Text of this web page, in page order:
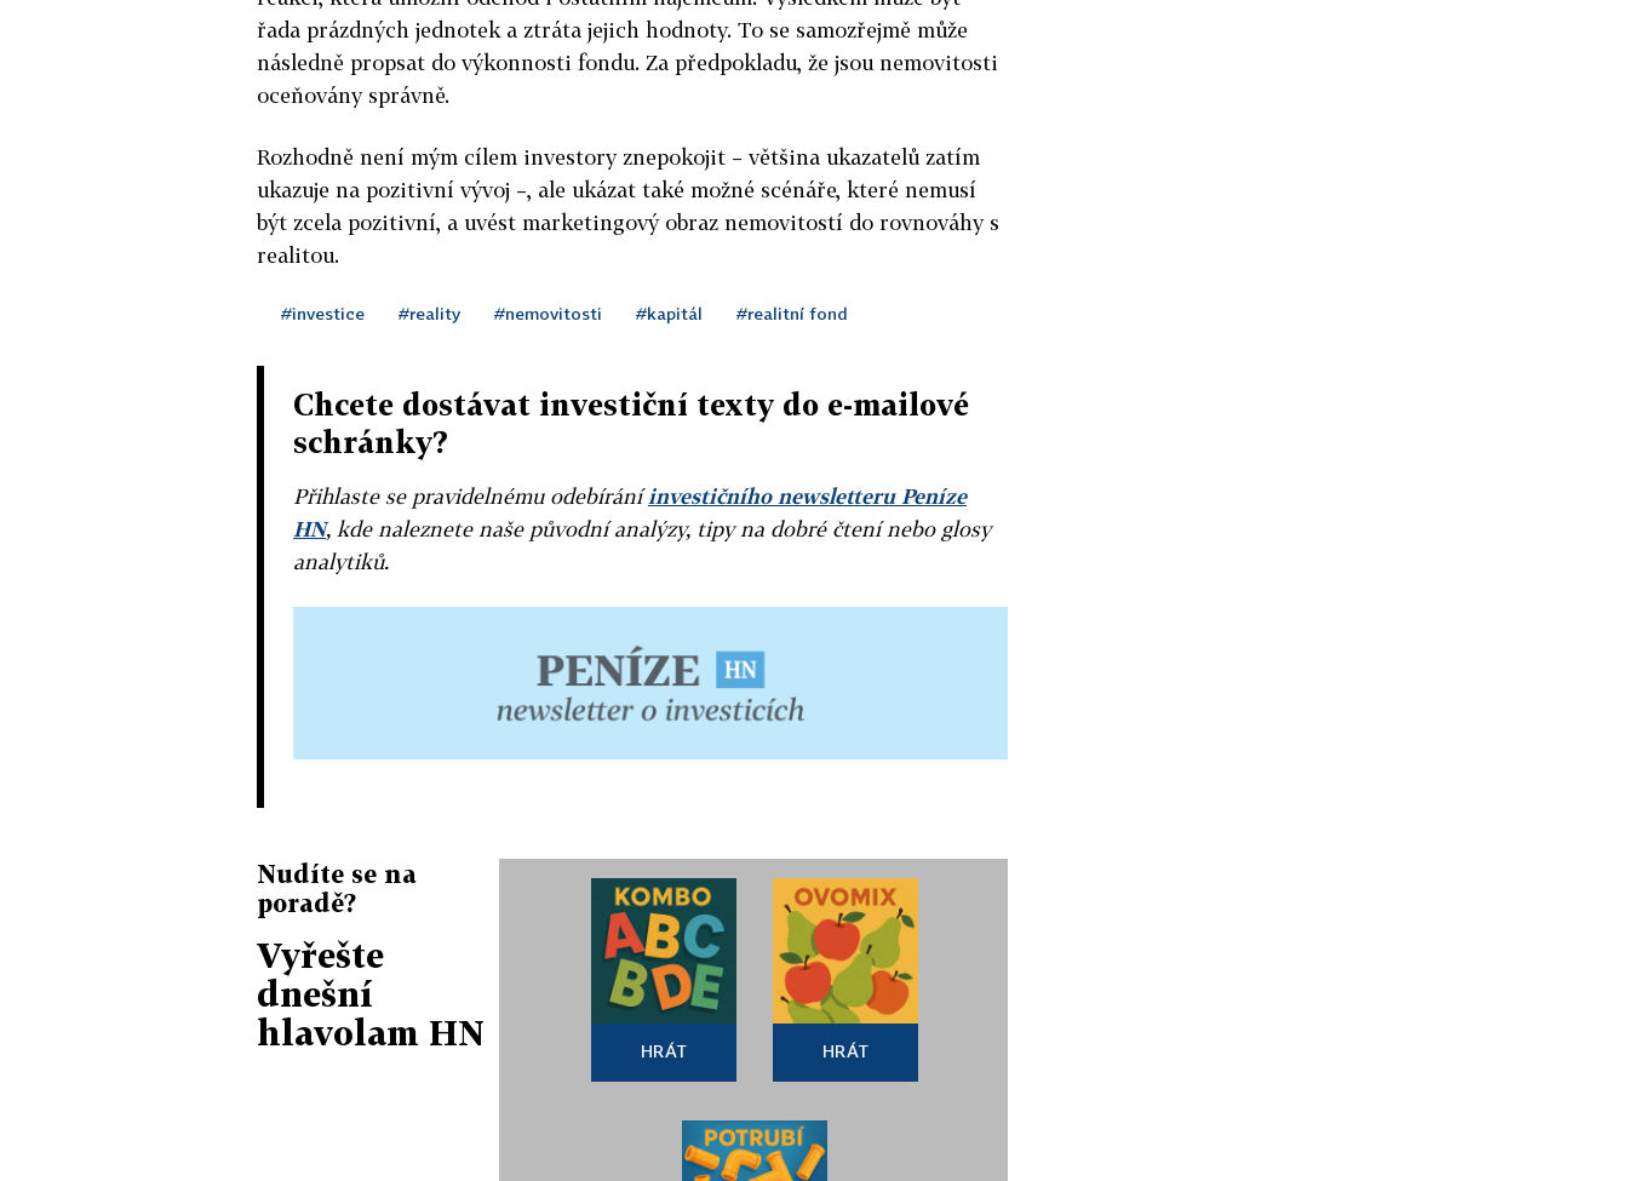
řada prázdných jednotek a ztráta jejich hodnoty. To se samozřejmě může
následně propsat do výkonnosti fondu. Za předpokladu, že jsou nemovitosti
oceňovány správně.
Rozhodně není mým cílem investory znepokojit – většina ukazatelů zatím
ukazuje na pozitivní vývoj –, ale ukázat také možné scénáře, které nemusí
být zcela pozitivní, a uvést marketingový obraz nemovitostí do rovnováhy s
realitou.
#investice #reality #nemovitosti #kapitál #realitní fond
Chcete dostávat investiční texty do e-mailové
schránky?
Přihlaste se pravidelnému odebíráníinvestičního newsletteru Peníze
HN, kde naleznete naše původní analýzy, tipy na dobré čtení nebo glosy
analytiků.
Nudíte se na
poradě?
Vyřešte
dnešní
hlavolam HN
HRÁT HRÁT